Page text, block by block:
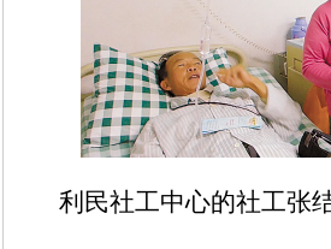
利民社工中心的社工张